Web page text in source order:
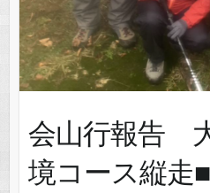
会山行報告
境コース縦走